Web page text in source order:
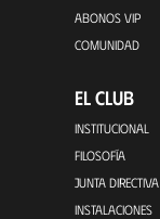
ABONOS VIP
COMUNIDAD
EL CLUB
INSTITUCIONAL
FILOSOFÍA
JUNTA DIRECTIVA
INSTALACIONES